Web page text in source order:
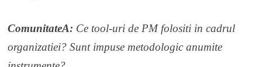
ComunitateA: Ce tool-uri de PM folositi in cadrul
organizatiei? Sunt impuse metodologic anumite